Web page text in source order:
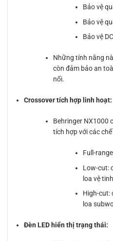
Bảo vệ
Bảo vệ
Bảo vệ
Những tính năng
còn đảm bảo an
nối.
Crossover tích hợp linh hoạt:
Behringer NX1000
tích hợp với các
Full-
Low-cut:
loa vệ
High-cut:
loa
Đèn LED hiển thị trạng thái: